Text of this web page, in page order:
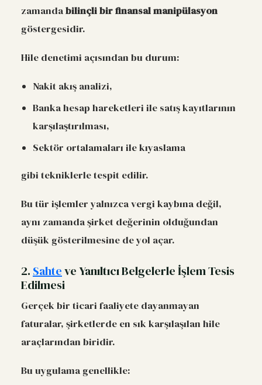
zamandabilinçli bir finansal manipülasyon
göstergesidir.
Hile denetimi açısından bu durum:
Nakit akış analizi,
Banka hesap hareketleri ile satış kayıtlarının
karşılaştırılması,
Sektör ortalamaları ile kıyaslama
gibi tekniklerle tespit edilir.
Bu tür işlemler yalnızca vergi kaybına değil,
aynı zamanda şirket değerinin olduğundan
düşük gösterilmesine de yol açar.
2. Sahteve Yanıltıcı Belgelerle İşlem Tesis
Edilmesi
Gerçek bir ticari faaliyete dayanmayan
faturalar, şirketlerde en sık karşılaşılan hile
araçlarından biridir.
Bu uygulama genellikle: